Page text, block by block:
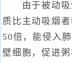
由于被动吸
质比主动吸烟
50倍，能侵入
壁细胞，促进粥